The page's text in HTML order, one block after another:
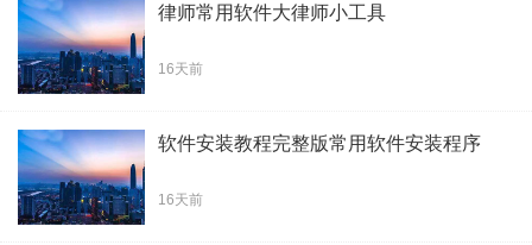
律师常用软件大律师小工具
16天前
软件安装教程完整版常用软件安装程序
16天前